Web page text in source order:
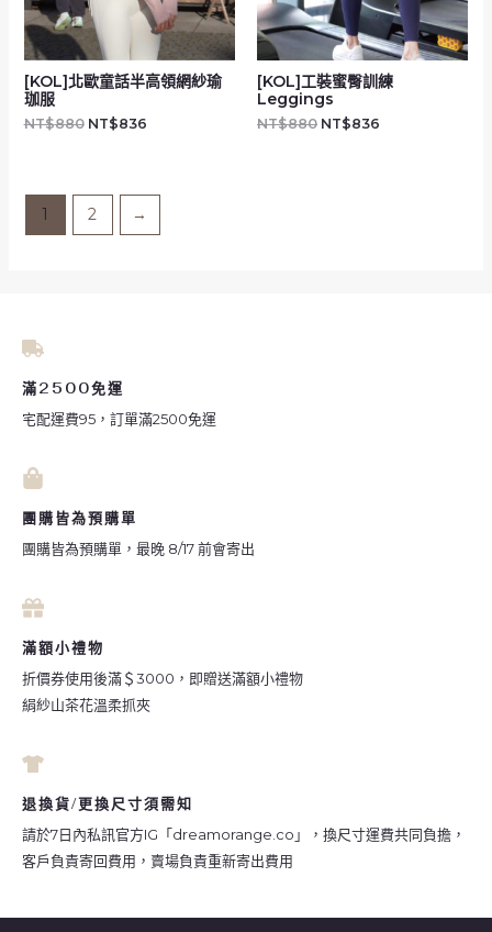
[KOL]北歐童話半高領網紗瑜
珈服
NT$880 NT$836
[KOL]工裝蜜臀訓練
Leggings
NT$880 NT$836
1 2 →
滿2500免運
宅配運費95，訂單滿2500免運
團購皆為預購單
團購皆為預購單，最晚 8/17 前會寄出
滿額小禮物
折價券使用後滿＄3000，即贈送滿額小禮物
絹紗山茶花溫柔抓夾
退換貨/更換尺寸須需知
請於7日內私訊官方IG「dreamorange.co」，換尺寸運費共同負擔，
客戶負責寄回費用，賣場負責重新寄出費用